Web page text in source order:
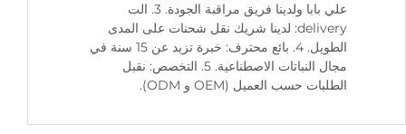
علي بابا ولدينا فريق مراقبة الجودة. 3. الت
delivery: لدينا شريك نقل شحنات على المدى
الطويل. 4. بائع محترف: خبرة تزيد عن 15 سنة في
مجال النباتات الاصطناعية. 5. التخصص: نقبل
الطلبات حسب العميل (OEM و ODM).